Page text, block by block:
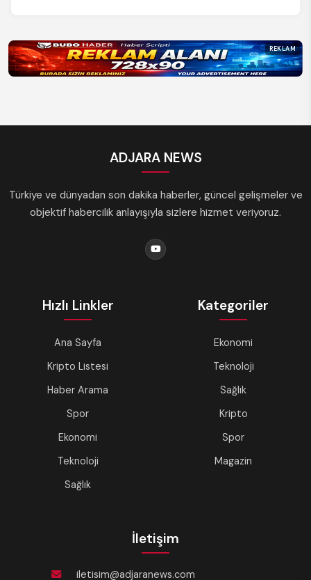
REKLAM
ADJARA NEWS
Türkiye ve dünyadan son dakika haberler, güncel gelişmeler ve
objektif habercilik anlayışıyla sizlere hizmet veriyoruz.
Hızlı Linkler
Ana Sayfa
Kripto Listesi
Haber Arama
Spor
Ekonomi
Teknoloji
Sağlık
Kategoriler
Ekonomi
Teknoloji
Sağlık
Kripto
Spor
Magazin
İletişim
iletisim@adjaranews.com